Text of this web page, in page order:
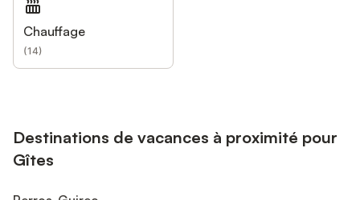
Chauffage
(14)
Destinations de vacances à proximité pour
Gîtes